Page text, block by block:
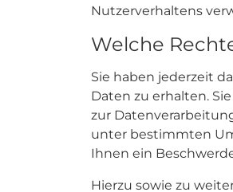
Nutzerverhaltens
Welche
Sie haben jederzeit
Daten zu erhalten.
zur
unter bestimmten
Ihnen ein
Hierzu sowie zu